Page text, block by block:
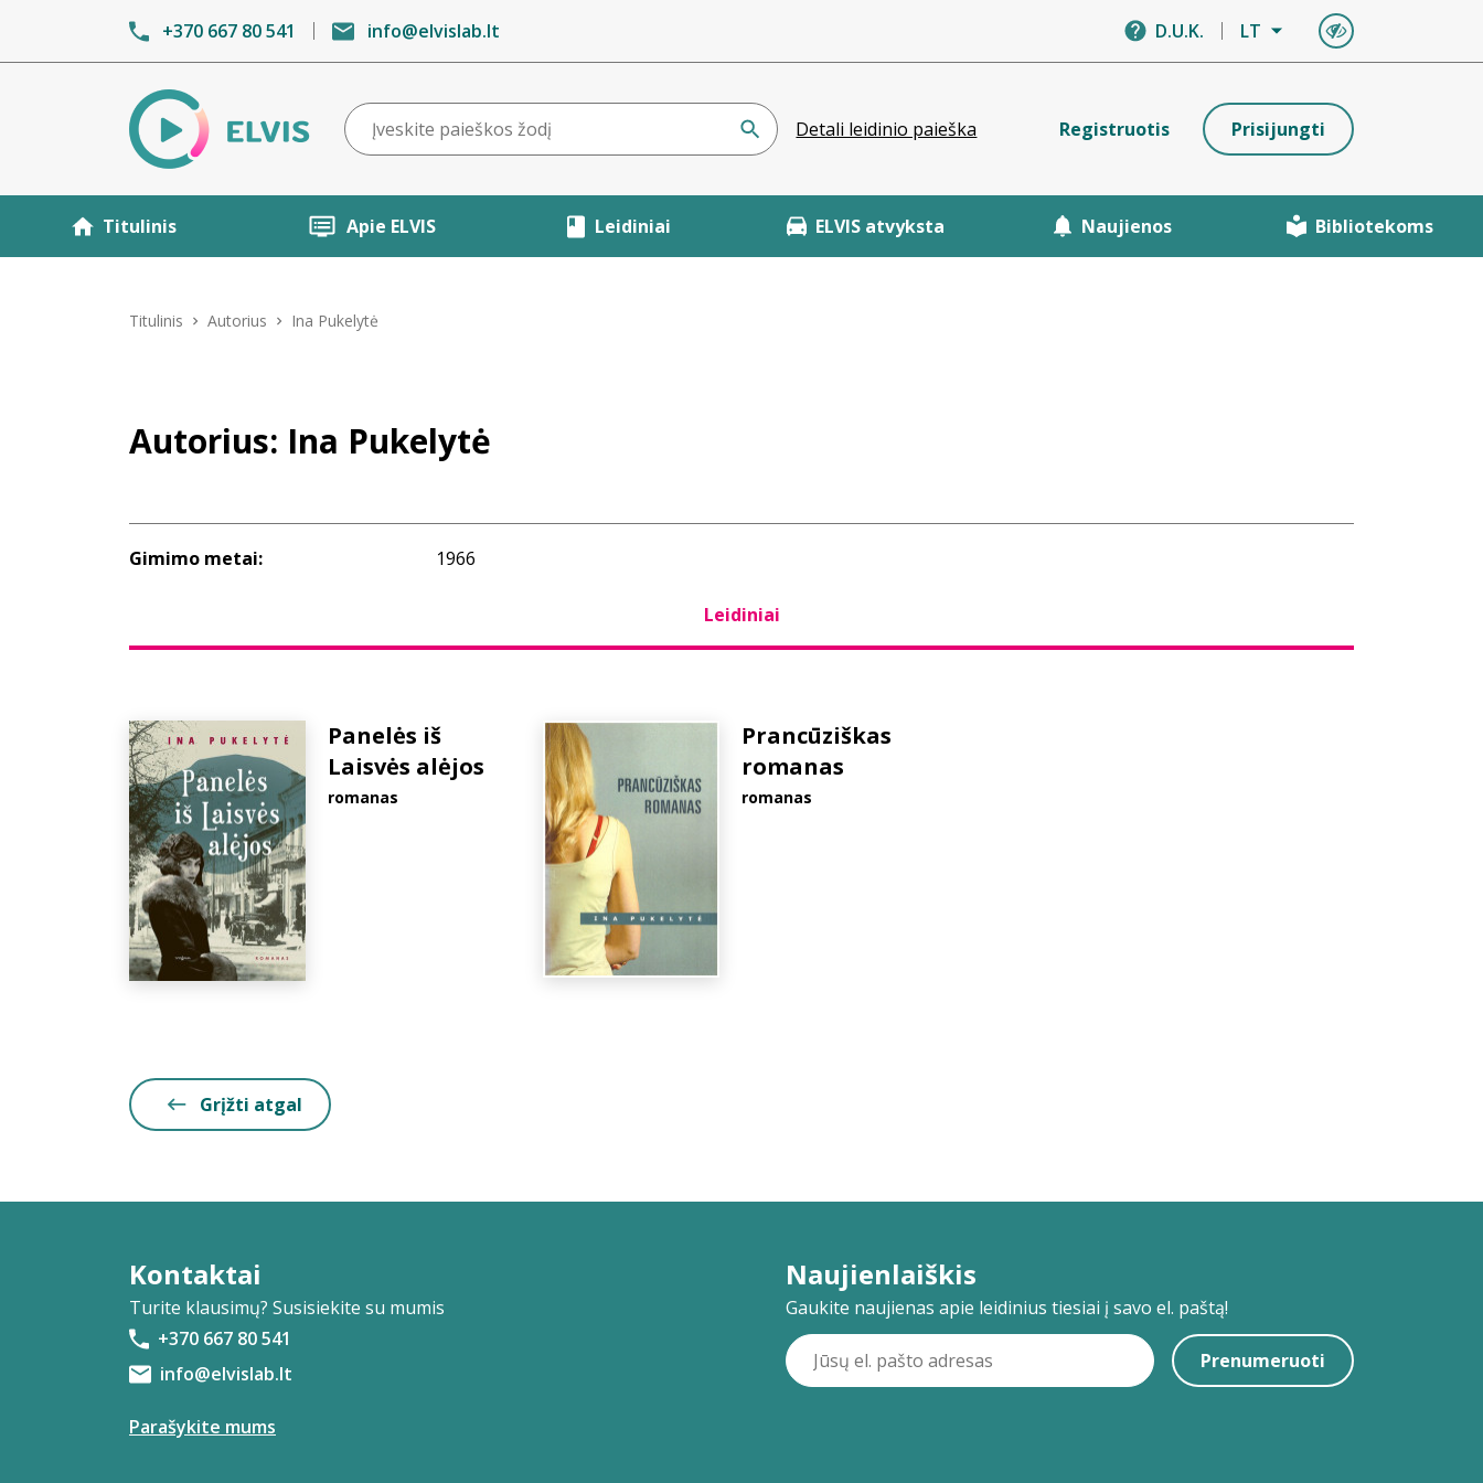
+370 667 80 541 info@elvislab.lt D.U.K. LT
Detali leidinio paieška Registruotis Prisijungti
Titulinis Apie ELVIS Leidiniai ELVIS atvyksta Naujienos Bibliotekoms
Titulinis Autorius Ina Pukelytė
Autorius: Ina Pukelytė
Gimimo metai: 1966
Leidiniai
Panelės iš
Laisvės alėjos
romanas
Prancūziškas
romanas
romanas
Grįžti atgal
Kontaktai
Turite klausimų? Susisiekite su mumis
+370 667 80 541
info@elvislab.lt
Parašykite mums
Naujienlaiškis
Gaukite naujienas apie leidinius tiesiai į savo el. paštą!
Prenumeruoti